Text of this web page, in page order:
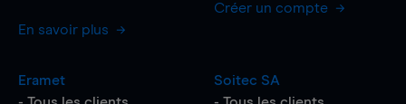
En savoir plus
Créer un compte
Eramet
Soitec SA